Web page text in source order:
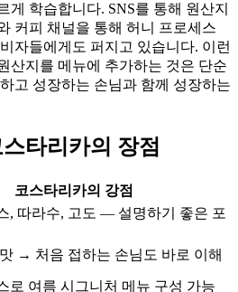
게 학습합니다. SNS를 통해 원산지
커피 채널을 통해 허니 프로세스
자들에게도 퍼지고 있습니다. 이런
산지를 메뉴에 추가하는 것은 단순
고 성장하는 손님과 함께 성장하는
타리카의 장점
코스타리카의 강점
, 따라수, 고도 — 설명하기 좋은 포
→ 처음 접하는 손님도 바로 이해
로 여름 시그니처 메뉴 구성 가능